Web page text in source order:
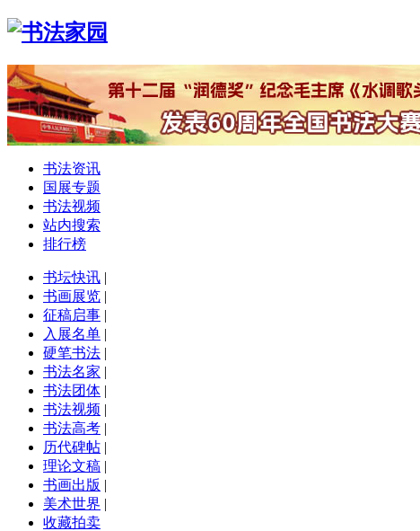
书法资讯
国展专题
书法视频
站内搜索
排行榜
书坛快讯 |
书画展览 |
征稿启事 |
入展名单 |
硬笔书法 |
书法名家 |
书法团体 |
书法视频 |
书法高考 |
历代碑帖 |
理论文稿 |
书画出版 |
美术世界 |
收藏拍卖